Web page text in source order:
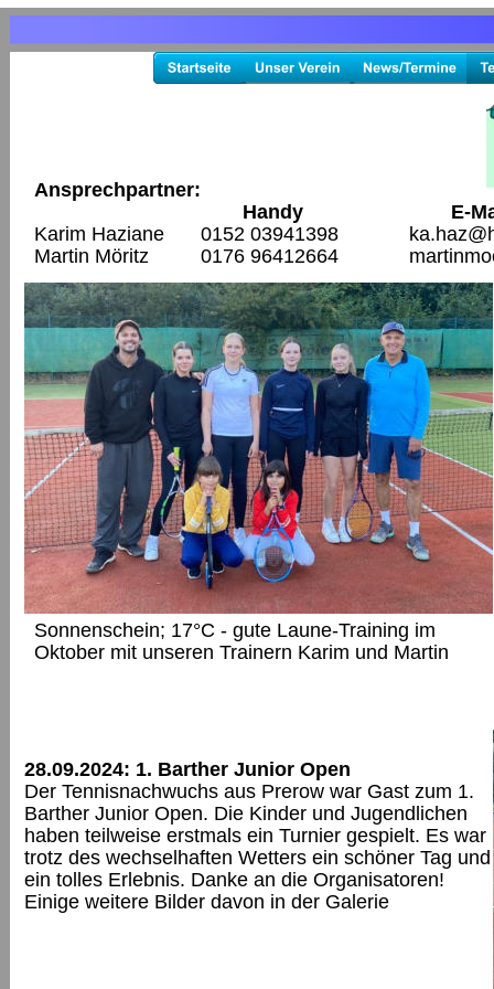
Sonnenschein; 17°C - gute Laune-Training im
Oktober mit unseren Trainern Karim und Martin
28.09.2024: 1. Barther Junior Open
Der Tennisnachwuchs aus Prerow war Gast zum 1.
Barther Junior Open. Die Kinder und Jugendlichen
haben teilweise erstmals ein Turnier gespielt. Es war
trotz des wechselhaften Wetters ein schöner Tag
ein tolles Erlebnis. Danke an die Organisatoren!
Einige weitere Bilder davon in der Galerie
Ansprechpartner:
Handy
E-
Karim Haziane
0152 03941398
Martin Möritz
0176 96412664